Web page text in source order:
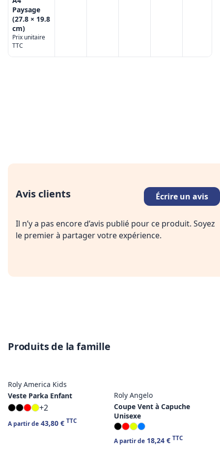
Paysage
(27.8 × 19.8
cm)
Prix unitaire
TTC
Avis clients Écrire un avis
Il n’y a pas encore d’avis publié pour ce produit. Soyez
le premier à partager votre expérience.
Produits de la famille
Roly America Kids
Veste Parka Enfant
+2
A partir de 43,80 € TTC
Roly Angelo
Coupe Vent à Capuche
Unisexe
A partir de 18,24 € TTC